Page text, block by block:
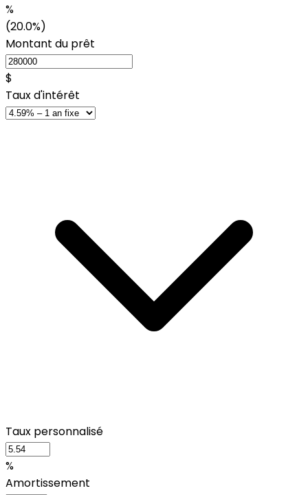
%
(20.0%)
Montant du prêt
$
Taux d'intérêt
Taux personnalisé
%
Amortissement